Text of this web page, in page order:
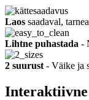
Laos saadaval,
Lihtne puhastada -
2 suurust - Väike ja
Interaktiivne